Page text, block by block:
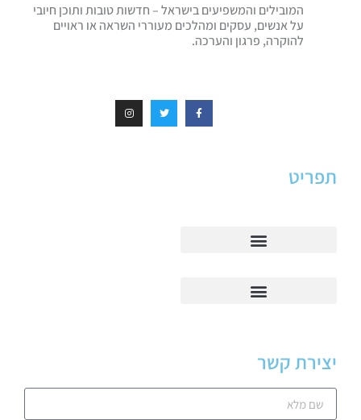
המובילים והמשפיעים בישראל – חדשות טובות ותוכן חיובי
על אנשים, עסקים ומהלכים מעוררי השראה או ראויים
להוקרה, פרגון והערכה.
תפריט
יצירת קשר